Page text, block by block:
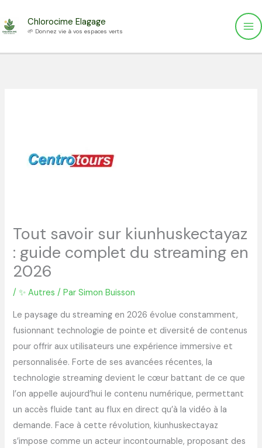
au
Chlorocime Elagage
🌱 Donnez vie à vos espaces verts
Tout savoir sur kiunhuskectayaz
: guide complet du streaming en
2026
/✨ Autres / ParSimon Buisson
Le paysage du streaming en 2026 évolue constamment,
fusionnant technologie de pointe et diversité de contenus
pour offrir aux utilisateurs une expérience immersive et
personnalisée. Forte de ses avancées récentes, la
technologie streaming devient le cœur battant de ce que
l’on appelle aujourd’hui le contenu numérique, permettant
un accès fluide tant au flux en direct qu’à la vidéo à la
demande. Face à cette révolution, kiunhuskectayaz
s’impose comme un acteur incontournable, proposant des